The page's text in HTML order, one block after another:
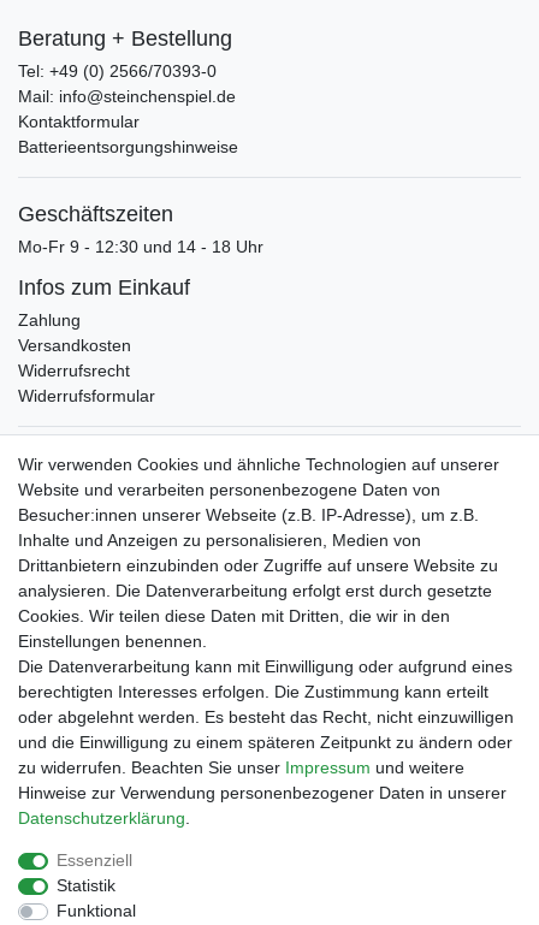
Beratung + Bestellung
Tel: +49 (0) 2566/70393-0
Mail: info@steinchenspiel.de
Kontaktformular
Batterieentsorgungshinweise
Geschäftszeiten
Mo-Fr 9 - 12:30 und 14 - 18 Uhr
Infos zum Einkauf
Zahlung
Versandkosten
Widerrufsrecht
Widerrufsformular
Verpackungslizenz
bei der Landbell AG
Zahlungsarten
Vorabüberweisung
Rechnungskauf
Zahlung bei Abholung
PayPal (inkl. Kreditkarten)
Impressum
Wir verwenden Cookies und ähnliche Technologien auf unserer
Website und verarbeiten personenbezogene Daten von
Besucher:innen unserer Webseite (z.B. IP-Adresse), um z.B.
Inhalte und Anzeigen zu personalisieren, Medien von
Drittanbietern einzubinden oder Zugriffe auf unsere Website zu
analysieren. Die Datenverarbeitung erfolgt erst durch gesetzte
Cookies. Wir teilen diese Daten mit Dritten, die wir in den
Einstellungen benennen.
Die Datenverarbeitung kann mit Einwilligung oder aufgrund eines
berechtigten Interesses erfolgen. Die Zustimmung kann erteilt
oder abgelehnt werden. Es besteht das Recht, nicht einzuwilligen
und die Einwilligung zu einem späteren Zeitpunkt zu ändern oder
zu widerrufen. Beachten Sie unser Impressum und weitere
Hinweise zur Verwendung personenbezogener Daten in unserer
Daten­schutz­erklärung
Essenziell
Statistik
Funktional